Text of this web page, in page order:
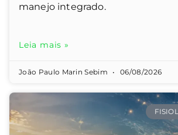
manejo integrado.
Leia mais »
João Paulo Marin Sebim 06/08/2026